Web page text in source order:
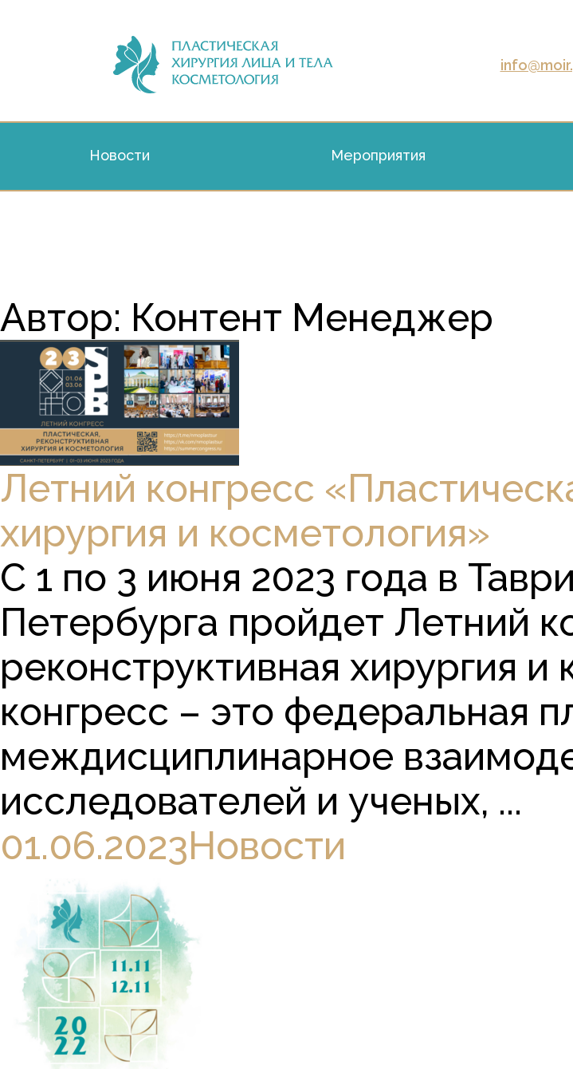
Новости Мероприятия
Автор: Контент Менеджер
Летний конгресс
хирургия и косметология»
С 1 по 3 июня 2023 года в
Петербурга пройдет Летний
реконструктивная хирургия
конгресс – это федеральная
междисциплинарное
исследователей и ученых, ...
01.06.2023Новости